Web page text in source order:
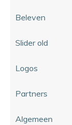
Beleven
Slider old
Logos
Partners
Algemeen